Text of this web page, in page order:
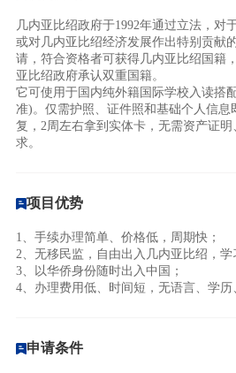
几内亚比绍政府于1992年通过立法，对
或对几内亚比绍经济发展作出特别贡献
请，符合资格者可获得几内亚比绍国籍
亚比绍政府承认双重国籍。
它可使用于国内纯外籍国际学校入读搭
准)。仅需护照、证件照和基础个人信息
复，2周左右拿到实体卡，无需资产证
求。
项目优势
1、手续办理简单、价格低，周期快；
2、无移民监，自由出入几内亚比绍，学
3、以华侨身份随时出入中国；
4、办理费用低、时间短，无语言、学历
申请条件